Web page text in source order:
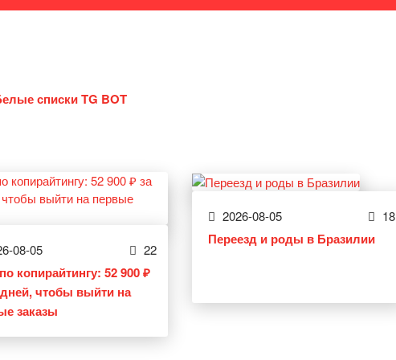
списки TG BOT
08-05 22
копирайтингу: 52 900 ₽
дней, чтобы выйти на
заказы
2026-08-05 18
Переезд и роды в Бразилии